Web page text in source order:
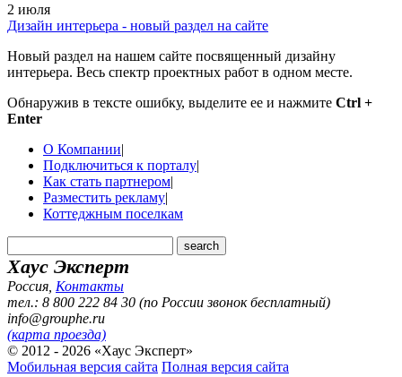
2 июля
Дизайн интерьера - новый раздел на сайте
Новый раздел на нашем сайте посвященный дизайну
интерьера. Весь спектр проектных работ в одном месте.
Обнаружив в тексте ошибку, выделите ее и нажмите Ctrl +
Enter
О Компании|
Подключиться к порталу|
Как стать партнером|
Разместить рекламу|
Коттеджным поселкам
Хаус Эксперт
Россия Контакты
тел.: 8 800 222 84 30 (по России звонок бесплатный)
info@grouphe.ru
(карта проезда)
© 2012 - 2026 «Хаус Эксперт»
Мобильная версия сайта Полная версия сайта